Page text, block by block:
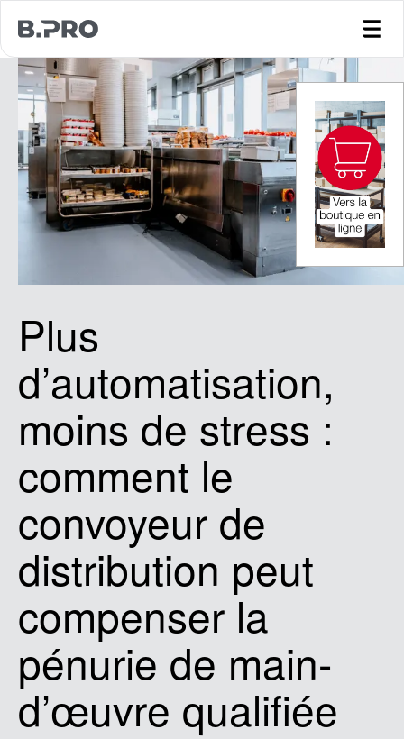
Plus
d’automatisation,
moins de stress :
comment le
convoyeur de
distribution peut
compenser la
pénurie de main-
d’œuvre qualifiée